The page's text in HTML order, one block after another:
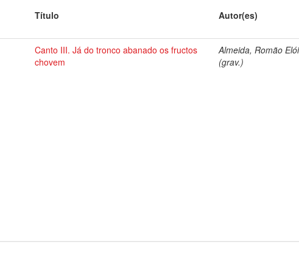
Título Autor(es)
Canto III. Já do tronco abanado os fructos
chovem
Almeida, Romão
(grav.)